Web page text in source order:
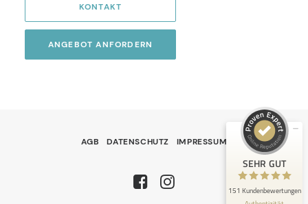
KONTAKT
ANGEBOT ANFORDERN
AGB DATENSCHUTZ IMPRESSUM
SEHR GUT
151 Kundenbewertungen
Fliesen Christoph Roßbroich -Meisterbetrieb-
21
Bewertungen auf
ProvenExpert.com
130